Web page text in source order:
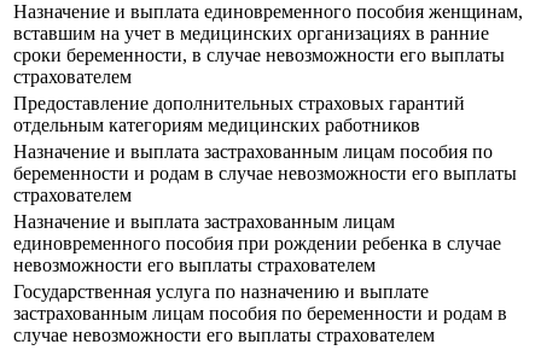
Назначение и выплата единовременного пособия женщинам,
вставшим на учет в медицинских организациях в ранние
сроки беременности, в случае невозможности его выплаты
страхователем
Предоставление дополнительных страховых гарантий
отдельным категориям медицинских работников
Назначение и выплата застрахованным лицам пособия по
беременности и родам в случае невозможности его выплаты
страхователем
Назначение и выплата застрахованным лицам
единовременного пособия при рождении ребенка в случае
невозможности его выплаты страхователем
Государственная услуга по назначению и выплате
застрахованным лицам пособия по беременности и родам в
случае невозможности его выплаты страхователем